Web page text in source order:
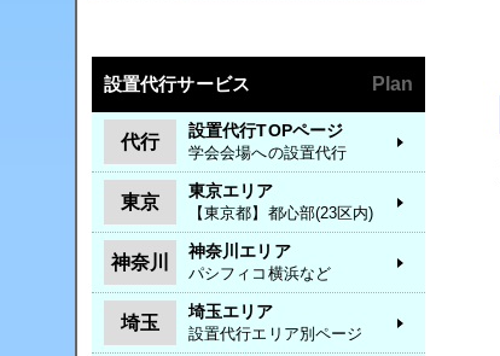
設置代行サービス Plan
代行
設置代行TOPページ
学会会場への設置代行
東京
東京エリア
【東京都】都心部(23区内)
神奈川
神奈川エリア
パシフィコ横浜など
埼玉
埼玉エリア
設置代行エリア別ページ